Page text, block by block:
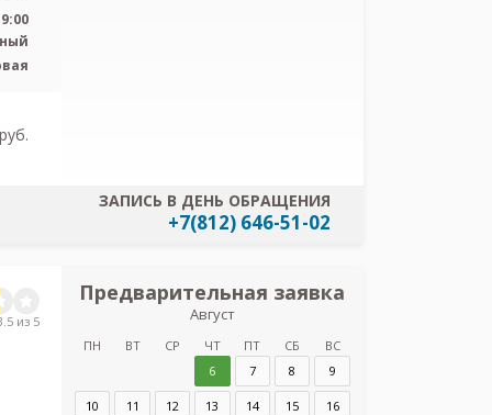
ЗАПИСЬ В ДЕНЬ ОБРАЩЕНИЯ
+7(812) 646-51-02
из 5
Предварительная заявка
Август
ПН ВТ СР ЧТ ПТ СБ
ВС
6
7 8 9
10 11 12 13 14 15 16